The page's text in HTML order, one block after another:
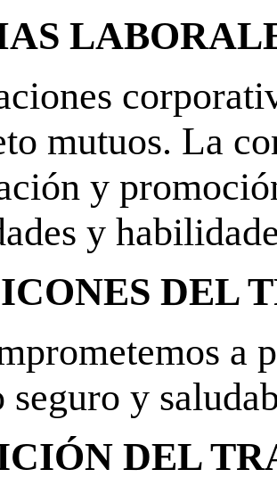
mutuos. La
y
y
DEL
a
seguro y
DEL